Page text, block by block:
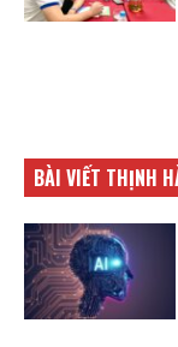
BÀI VIẾT THỊNH